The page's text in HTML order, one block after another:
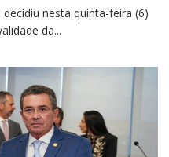
nesta quinta-feira (6)
da...